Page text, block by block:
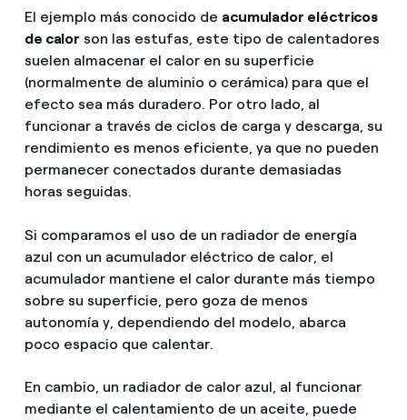
El ejemplo más conocido de acumulador eléctricos
de calor son las estufas, este tipo de calentadores
suelen almacenar el calor en su superficie
(normalmente de aluminio o cerámica) para que el
efecto sea más duradero. Por otro lado, al
funcionar a través de ciclos de carga y descarga, su
rendimiento es menos eficiente, ya que no pueden
permanecer conectados durante demasiadas
horas seguidas.
Si comparamos el uso de un radiador de energía
azul con un acumulador eléctrico de calor, el
acumulador mantiene el calor durante más tiempo
sobre su superficie, pero goza de menos
autonomía y, dependiendo del modelo, abarca
poco espacio que calentar.
En cambio, un radiador de calor azul, al funcionar
mediante el calentamiento de un aceite, puede